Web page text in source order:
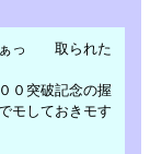
ぁっ 取られた
０突破記念の握
モしておきモす